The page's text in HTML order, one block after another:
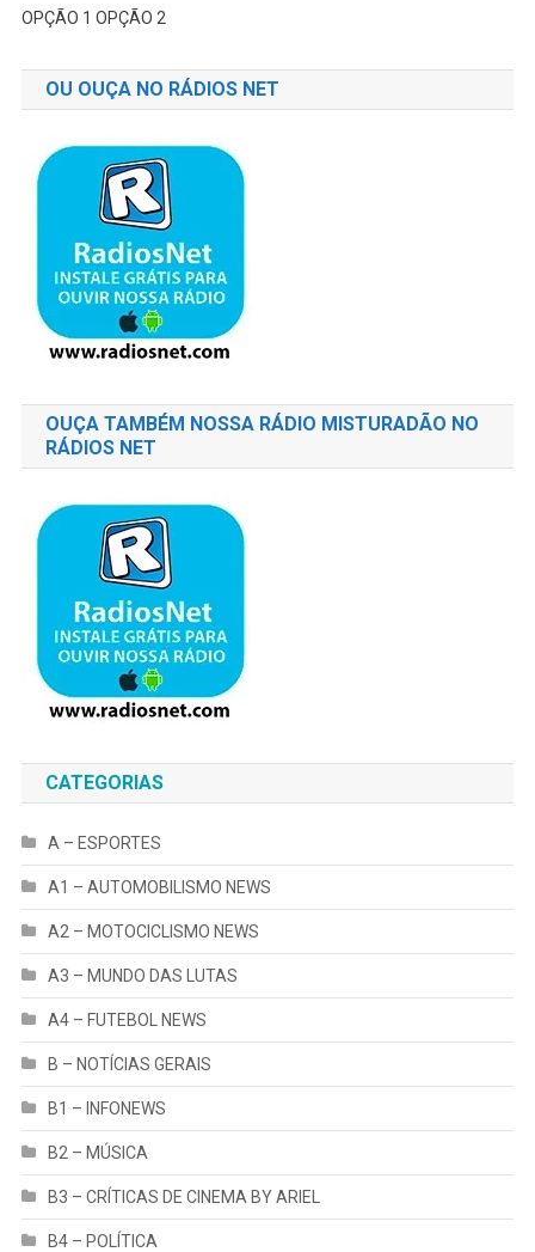
OPÇÃO 1 OPÇÃO 2
OU OUÇA NO RÁDIOS NET
OUÇA TAMBÉM NOSSA RÁDIO MISTURADÃO NO
RÁDIOS NET
CATEGORIAS
A – ESPORTES
A1 – AUTOMOBILISMO NEWS
A2 – MOTOCICLISMO NEWS
A3 – MUNDO DAS LUTAS
A4 – FUTEBOL NEWS
B – NOTÍCIAS GERAIS
B1 – INFONEWS
B2 – MÚSICA
B3 – CRÍTICAS DE CINEMA BY ARIEL
B4 – POLÍTICA